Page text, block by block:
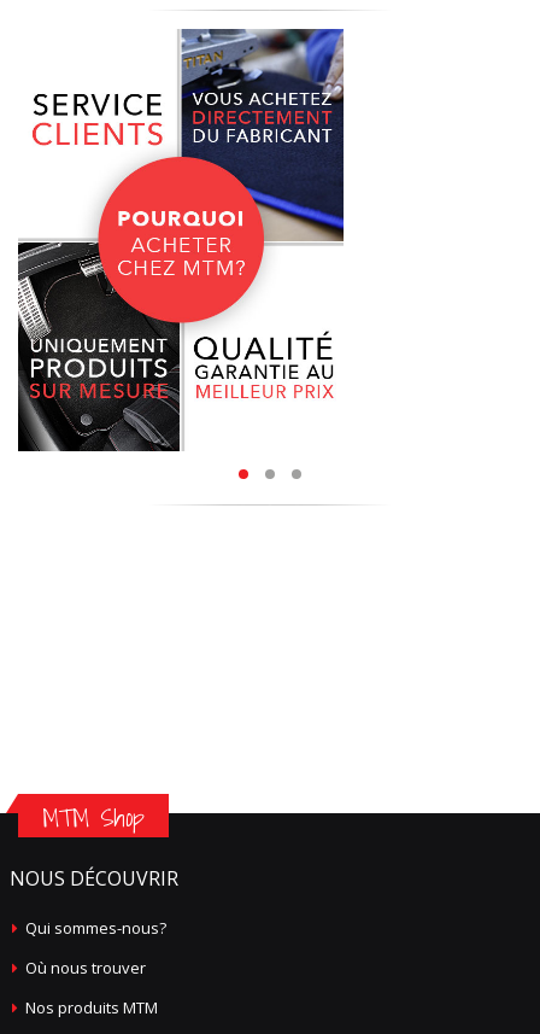
MTM Shop
NOUS DÉCOUVRIR
Qui sommes-nous?
Où nous trouver
Nos produits MTM